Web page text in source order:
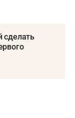
сделать